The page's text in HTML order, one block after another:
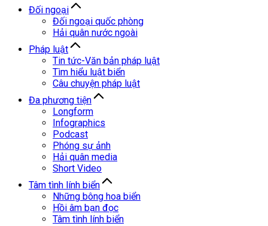
Đối ngoại
Đối ngoại quốc phòng
Hải quân nước ngoài
Pháp luật
Tin tức-Văn bản pháp luật
Tìm hiểu luật biển
Câu chuyện pháp luật
Đa phương tiện
Longform
Infographics
Podcast
Phóng sự ảnh
Hải quân media
Short Video
Tâm tình lính biển
Những bông hoa biển
Hồi âm bạn đọc
Tâm tình lính biển